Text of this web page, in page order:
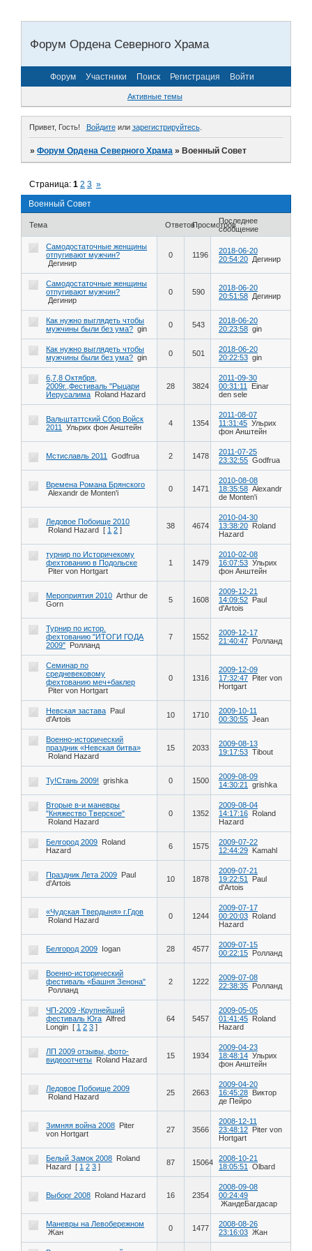
Форум Ордена Северного Храма
Форум Участники Поиск Регистрация Войти
Активные темы
Привет, Гость! Войдитеили зарегистрируйтесь.
»Форум Ордена Северного Храма »Военный Совет
Военный Совет
Страница:1 2 3 »
Тема ОтветовПросмотровПоследнее
сообщение
Самодостаточные женщины
отпугивают мужчин?
Дегинир
0 1196
2018-06-20
20:54:20 Дегинир
Самодостаточные женщины
отпугивают мужчин?
Дегинир
0 590
2018-06-20
20:51:58 Дегинир
Как нужно выглядеть чтобы
мужчины были без ума? gin 0 543
2018-06-20
20:23:58 gin
Как нужно выглядеть чтобы
мужчины были без ума? gin 0 501
2018-06-20
20:22:53 gin
6,7,8 Октября,
2009г.,Фестиваль "Рыцари
Иерусалима
Roland Hazard
28 3824
2011-09-30
00:31:11
Einar
den sele
Вальштаттский Сбор Войск
2011
Ульрих фон Анштейн 4 1354
2011-08-07
11:31:45 Ульрих
фон Анштейн
Мстиславль 2011 Godfrua 2 1478
2011-07-25
23:32:55 Godfrua
Времена Романа Брянского
Alexandr de Monten'i
0 1471
2010-08-08
18:35:58 Alexandr
de Monten'i
Ледовое Побоище 2010
Roland Hazard
[ 1 2 ] 38 4674
2010-04-30
13:38:20
Roland
Hazard
турнир по Историчекому
фехтованию в Подольске
Piter von Hortgart
1 1479
2010-02-08
16:07:53 Ульрих
фон Анштейн
Мероприятия 2010 Arthur de
Gorn
5 1608
2009-12-21
14:09:52
Paul
d'Artois
Турнир по истор.
фехтованию "ИТОГИ ГОДА
2009"
Ролланд
7 1552
2009-12-17
21:40:47
Ролланд
Семинар по
средневековому
фехтованию меч+баклер
Piter von Hortgart
0 1316
2009-12-09
17:32:47
Piter von
Hortgart
Невская застава
Paul
d'Artois
10 1710
2009-10-11
00:30:55 Jean
Военно-исторический
праздник «Невская битва»
Roland Hazard
15 2033
2009-08-13
19:17:53 Tibout
Ту!Стань 2009! grishka 0 1500
2009-08-09
14:30:21
grishka
Вторые в-и маневры
"Княжество Тверское"
Roland Hazard
0 1352
2009-08-04
14:17:16
Roland
Hazard
Белгород 2009
Roland
Hazard
6 1575
2009-07-22
12:44:29
Kamahl
Праздник Лета 2009
Paul
d'Artois
10 1878
2009-07-21
19:22:51
Paul
d'Artois
«Чудская Твердыня» г.Гдов
Roland Hazard
0 1244
2009-07-17
00:20:03
Roland
Hazard
Белгород 2009 Iogan 28 4577
2009-07-15
00:22:15
Ролланд
Военно-исторический
фестиваль «Башня Зенона"
Ролланд
2 1222
2009-07-08
22:38:35
Ролланд
ЧП-2009 -Крупнейший
фестиваль Юга Alfred
Longin [ 1 2 3 ]
64 5457
2009-05-05
01:41:45
Roland
Hazard
ЛП 2009 отзывы, фото-
видеоотчеты
Roland Hazard 15 1934
2009-04-23
18:48:14 Ульрих
фон Анштейн
Ледовое Побоище 2009
Roland Hazard
25 2663
2009-04-20
16:45:28
Виктор
де Пейро
Зимняя война 2008
Piter
von Hortgart
27 3566
2008-12-11
23:48:12
Piter von
Hortgart
Белый Замок 2008
Roland
Hazard
[ 1 2 3 ] 87 15064
2008-10-21
18:05:51
Olbard
Выборг 2008 Roland Hazard 16 2354
2008-09-08
00:24:49
ЖандеБагдасар
Маневры на Левобережном
Жан
0 1477
2008-08-26
23:16:03 Жан